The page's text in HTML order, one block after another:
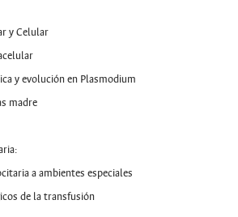
y Celular
y evolución en Plasmodium
madre
a ambientes especiales
de la transfusión